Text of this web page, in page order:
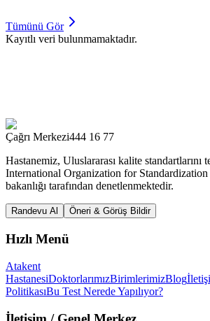
Tümünü Gör
Kayıtlı veri bulunmamaktadır.
Çağrı Merkezi444 16 77
Hastanemiz, Uluslararası kalite standartlarını
International Organization for
bakanlığı tarafından denetlenmektedir.
Randevu Al Öneri & Görüş Bildir
Hızlı Menü
Atakent
HastanesiDoktorlarımızBirimlerimizBlog
PolitikasıBu Test Nerede Yapılıyor?